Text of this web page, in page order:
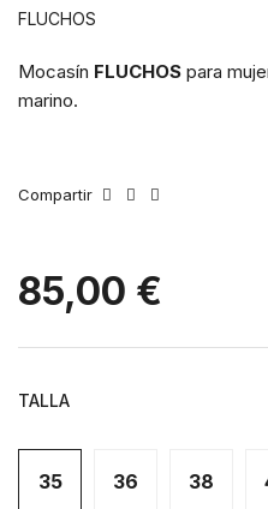
FLUCHOS
Mocasín FLUCHOS para
marino.
Compartir
85,00 €
TALLA
35 36 38